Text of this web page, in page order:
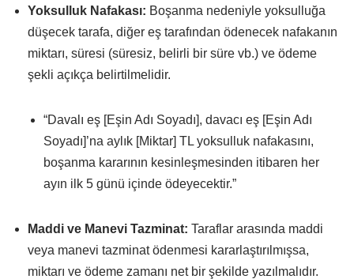
Yoksulluk Nafakası: Boşanma nedeniyle yoksulluğa
düşecek tarafa, diğer eş tarafından ödenecek nafakanın
miktarı, süresi (süresiz, belirli bir süre vb.) ve ödeme
şekli açıkça belirtilmelidir.
“Davalı eş [Eşin Adı Soyadı], davacı eş [Eşin Adı
Soyadı]’na aylık [Miktar] TL yoksulluk nafakasını,
boşanma kararının kesinleşmesinden itibaren her
ayın ilk 5 günü içinde ödeyecektir.”
Maddi ve Manevi Tazminat: Taraflar arasında maddi
veya manevi tazminat ödenmesi kararlaştırılmışsa,
miktarı ve ödeme zamanı net bir şekilde yazılmalıdır.